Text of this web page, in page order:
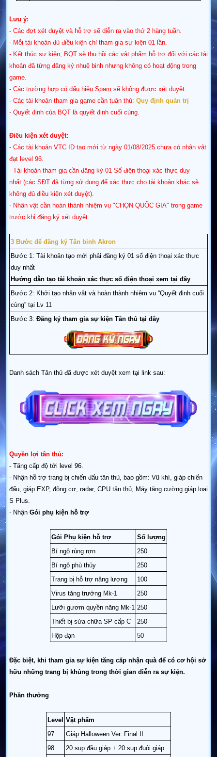
Lưu ý:
- Các đợt xét duyệt và hỗ trợ sẽ diễn ra vào thứ 2 hàng tuần.
- Mỗi tài khoản đủ điều kiện chỉ tham gia sự kiện 01 lần.
- Kết thúc sự kiện, BQT sẽ thu hồi các vật phẩm hỗ trợ đối với các tài
khoản đã từng đăng ký nhuệ binh nhưng không có hoạt động trong
game.
- Các trường hợp có dấu hiệu Spam sẽ không được xét duyệt.
- Các tài khoản tham gia game cần tuân thủ: Quy định quản trị
- Quyết định của BQT là quyết định cuối cùng.
Điều kiện xét duyệt:
- Các tài khoản VTC ID tạo mới từ ngày 01/08/2025 chưa có nhân vật
đạt level 96.
- Tài khoản tham gia cần đăng ký 01 Số điện thoại xác thực duy
nhất (các SĐT đã từng sử dụng để xác thực cho tài khoản khác sẽ
không đủ điều kiện xét duyệt).
- Nhân vật cần hoàn thành nhiệm vụ "CHỌN QUỐC GIA" trong game
trước khi đăng ký xét duyệt.
3 Bước để đăng ký Tân binh Akron
Bước 1: Tài khoản tạo mới phải đăng ký 01 số điện thoại xác thực
duy nhất
Hướng dẫn tạo tài khoản xác thực số điện thoại xem tại đây
Bước 2: Khởi tạo nhân vật và hoàn thành nhiệm vụ “Quyết định cuối
cùng” tại Lv 11
Bước 3: Đăng ký tham gia sự kiện Tân thủ tại đây
Danh sách Tân thủ đã được xét duyệt xem tại link sau:
Quyền lợi tân thủ:
- Tăng cấp độ tới level 96.
- Nhận hỗ trợ trang bị chiến đấu tân thủ, bao gồm: Vũ khí, giáp chiến
đấu, giáp EXP, động cơ, radar, CPU tân thủ, Máy tăng cường giáp loại
S Plus.
- Nhận Gói phụ kiện hỗ trợ
Gói Phụ kiện hỗ trợ
Số lượng
Bí ngô rùng rợn
250
Bí ngô phù thủy
250
Trang bị hỗ trợ năng lượng
100
Virus tăng trưởng Mk-1
250
Lưỡi gươm quyền năng Mk-1 250
Thiết bị sửa chữa SP cấp C
250
Hộp đạn
50
Đặc biệt, khi tham gia sự kiện tăng cấp nhận quà để có cơ hội sở
hữu những trang bị khủng trong thời gian diễn ra sự kiện.
Phần thưởng
Level Vật phẩm
97
Giáp Halloween Ver. Final II
98
20 sup đầu giáp + 20 sup đuôi giáp